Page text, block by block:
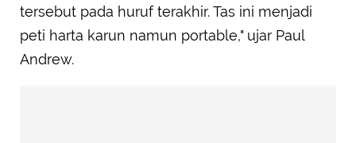
tersebut pada huruf terakhir. Tas ini menjadi
peti harta karun namun portable," ujar Paul
Andrew.